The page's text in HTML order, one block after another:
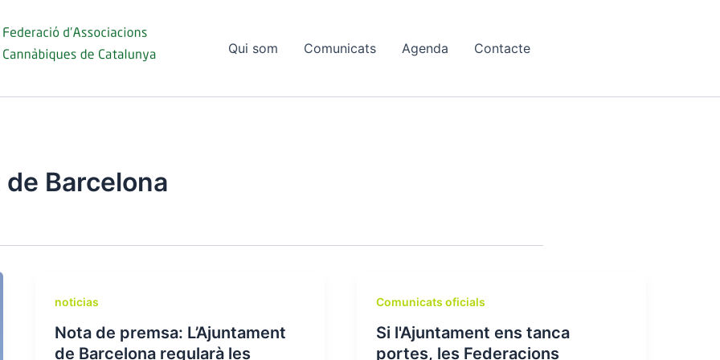
Qui som Comunicats Agenda Contacte
Barcelona
noticias
Nota de premsa: L’Ajuntament
de Barcelona regularà les
Comunicats oficials
Si l'Ajuntament ens tanca
portes, les Federacions